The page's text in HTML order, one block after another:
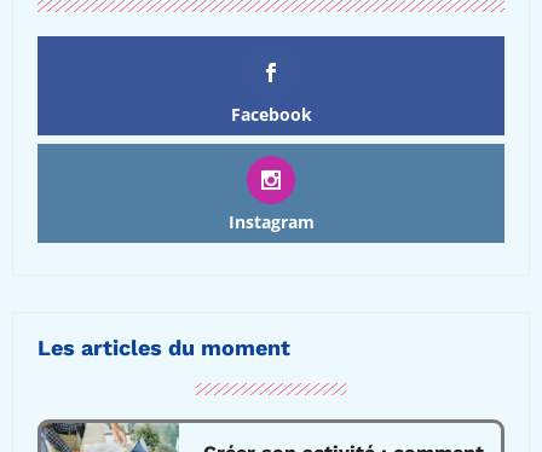
Facebook
Instagram
Les articles du moment